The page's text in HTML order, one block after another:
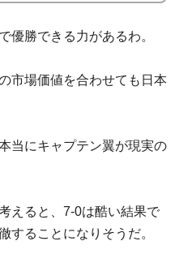
優勝できる力があるわ。
市場価値を合わせても日本
当にキャプテン翼が現実の
えると、7-0は酷い結果で
することになりそうだ。